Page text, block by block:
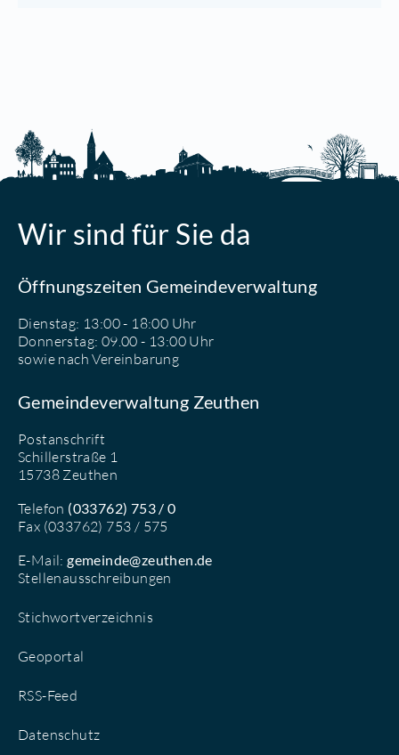
Wir sind für Sie da
Öffnungszeiten Gemeindeverwaltung
Dienstag: 13:00 - 18:00 Uhr
Donnerstag: 09.00 - 13:00 Uhr
sowie nach Vereinbarung
Gemeindeverwaltung Zeuthen
Postanschrift
Schillerstraße 1
15738 Zeuthen
Telefon (033762) 753 / 0
Fax (033762) 753 / 575
E-Mail:gemeinde@zeuthen.de
Stellenausschreibungen
Stichwortverzeichnis
Geoportal
RSS-Feed
Datenschutz